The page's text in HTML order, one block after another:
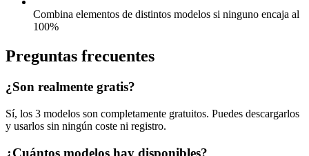
Combina elementos de distintos modelos si ninguno encaja al
100%
Preguntas frecuentes
¿Son realmente gratis?
Sí, los 3 modelos son completamente gratuitos. Puedes descargarlos
y usarlos sin ningún coste ni registro.
¿Cuántos modelos hay disponibles?